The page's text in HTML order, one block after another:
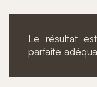
Le résultat
parfaite